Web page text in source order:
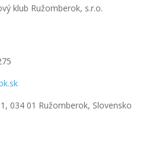
klub Ružomberok, s.r.o.
034 01 Ružomberok, Slovensko